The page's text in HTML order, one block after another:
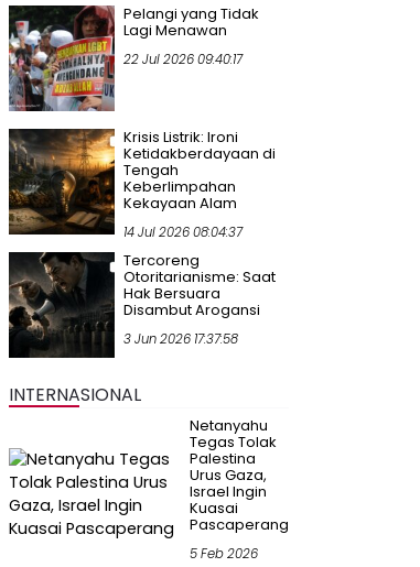
Pelangi yang Tidak
Lagi Menawan
22 Jul 2026 09:40:17
Krisis Listrik: Ironi
Ketidakberdayaan di
Tengah
Keberlimpahan
Kekayaan Alam
14 Jul 2026 08:04:37
Tercoreng
Otoritarianisme: Saat
Hak Bersuara
Disambut Arogansi
3 Jun 2026 17:37:58
INTERNASIONAL
Netanyahu
Tegas Tolak
Palestina
Urus Gaza,
Israel Ingin
Kuasai
Pascaperang
5 Feb 2026